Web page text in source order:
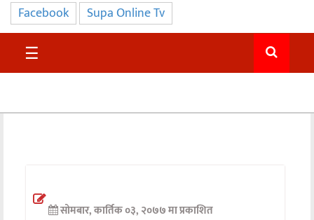
प्रमुख
समाचार
सुदुर
अन्तर्वार्ता
Facebook Supa Online Tv
☰
सोमबार, कार्तिक ०३, २०७७ मा प्रकाशित